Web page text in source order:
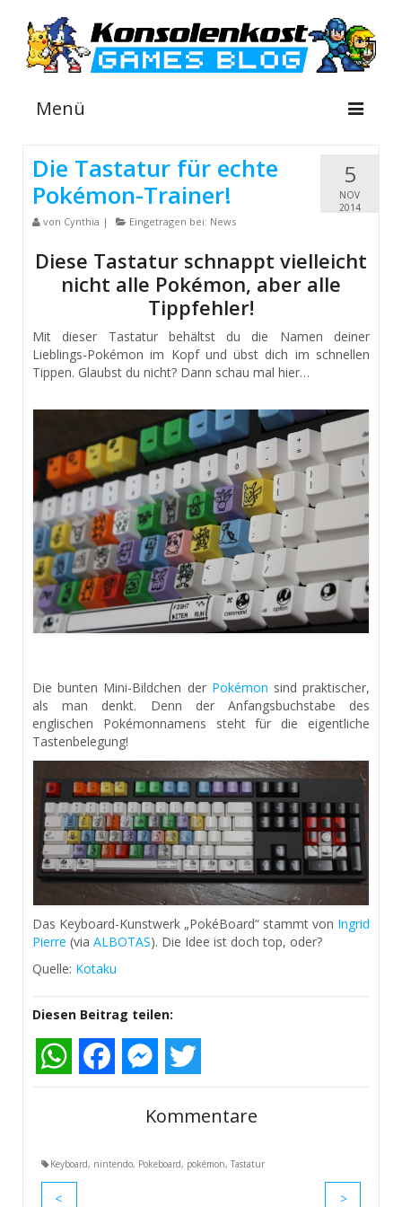
Menü
NEWS
INFOS
GUIDES
Suche
nach:
5
NOV
2014
Die Tastatur für echte
Pokémon-Trainer!
von Cynthia | Eingetragen bei: News
Diese Tastatur schnappt vielleicht
nicht alle Pokémon, aber alle
Tippfehler!
Mit dieser Tastatur behältst du die Namen deiner
Lieblings-Pokémon im Kopf und übst dich im schnellen
Tippen. Glaubst du nicht? Dann schau mal hier…
Die bunten Mini-Bildchen der Pokémon sind praktischer,
als man denkt. Denn der Anfangsbuchstabe des
englischen Pokémonnamens steht für die eigentliche
Tastenbelegung!
Das Keyboard-Kunstwerk „PokéBoard“ stammt von Ingrid
Pierre (via ALBOTAS). Die Idee ist doch top, oder?
Quelle: Kotaku
Diesen Beitrag teilen:
WhatsAppFacebookMessenger
Kommentare
Keyboard, nintendo, Pokeboard, pokémon, Tastatur
< >